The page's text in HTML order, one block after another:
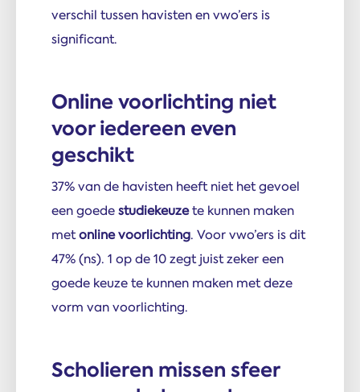
verschil tussen havisten en vwo’ers is
significant.
Online voorlichting niet
voor iedereen even
geschikt
37% van de havisten heeft niet het gevoel
een goedestudiekeuzete kunnen maken
metonline voorlichting. Voor vwo’ers is dit
47% (ns). 1 op de 10 zegt juist zeker een
goede keuze te kunnen maken met deze
vorm van voorlichting.
Scholieren missen sfeer